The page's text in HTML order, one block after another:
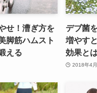
せ！漕ぎ方を
脚筋ハムスト
える
デブ菌
増やす
効果とは
2018年4